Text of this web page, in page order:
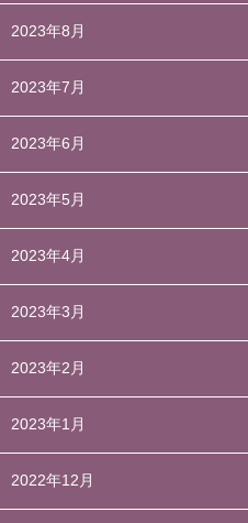
2023年8月
2023年7月
2023年6月
2023年5月
2023年4月
2023年3月
2023年2月
2023年1月
2022年12月